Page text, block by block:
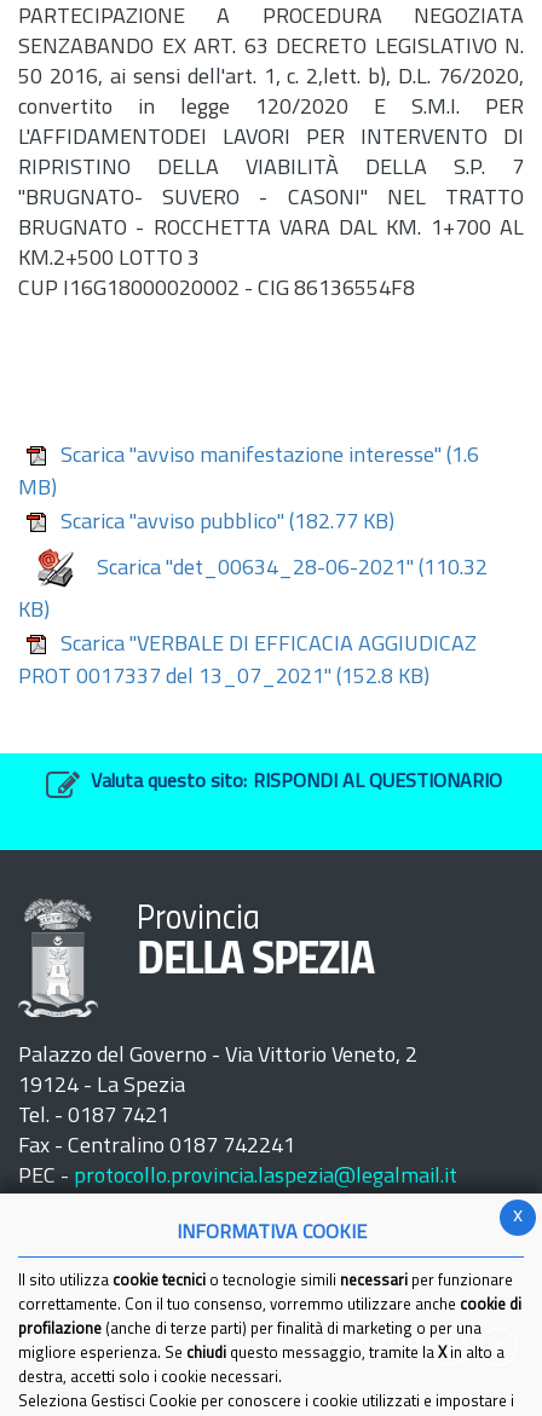
PARTECIPAZIONE A PROCEDURA NEGOZIATA
SENZABANDO EX ART. 63 DECRETO LEGISLATIVO N.
50 2016, ai sensi dell'art. 1, c. 2,lett. b), D.L. 76/2020,
convertito in legge 120/2020 E S.M.I. PER
L'AFFIDAMENTODEI LAVORI PER INTERVENTO DI
RIPRISTINO DELLA VIABILITÀ DELLA S.P. 7
"BRUGNATO- SUVERO - CASONI" NEL TRATTO
BRUGNATO - ROCCHETTA VARA DAL KM. 1+700 AL
KM.2+500 LOTTO 3
CUP I16G18000020002 - CIG 86136554F8
Scarica "avviso manifestazione interesse" (1.6
MB)
Scarica "avviso pubblico" (182.77 KB)
Scarica "det_00634_28-06-2021" (110.32
KB)
Scarica "VERBALE DI EFFICACIA AGGIUDICAZ
PROT 0017337 del 13_07_2021" (152.8 KB)
Valuta questo sito: RISPONDI AL QUESTIONARIO
Provincia
DELLA SPEZIA
Palazzo del Governo - Via Vittorio Veneto, 2
19124 - La Spezia
Tel. - 0187 7421
Fax - Centralino 0187 742241
PEC - protocollo.provincia.laspezia@legalmail.it
Seguici su:
x
INFORMATIVA COOKIE
Il sito utilizza cookie tecnici o tecnologie simili necessari per funzionare
correttamente. Con il tuo consenso, vorremmo utilizzare anche cookie di
profilazione (anche di terze parti) per finalità di marketing o per una
migliore esperienza. Se chiudi questo messaggio, tramite la Xin alto a
destra, accetti solo i cookie necessari.
Seleziona Gestisci Cookie per conoscere i cookie utilizzati e impostare i